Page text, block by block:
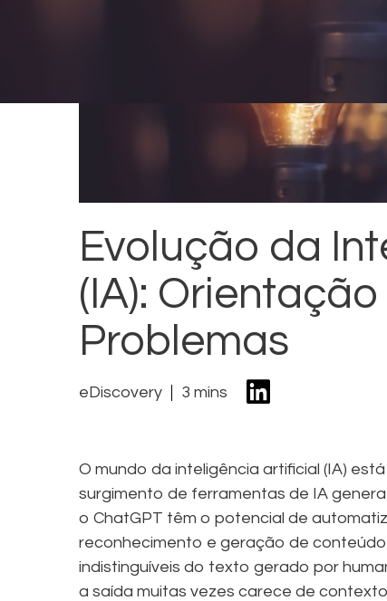
Evolução da
(IA):
Problemas
eDiscovery 3 mins
O mundo da inteligência artificial (IA)
surgimento de ferramentas de IA
o ChatGPT têm o potencial de
reconhecimento e geração de
indistinguíveis do texto gerado por
a saída muitas vezes carece de